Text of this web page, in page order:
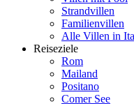
Strandvillen
Familienvillen
Alle Villen in
Reiseziele
Rom
Mailand
Positano
Comer See